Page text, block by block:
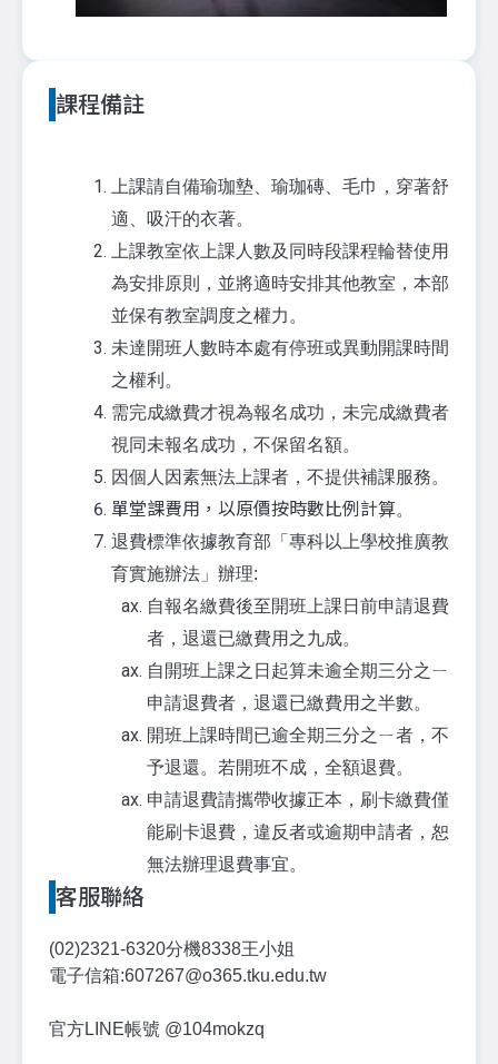
課程備註
上課請自備瑜珈墊、瑜珈磚、毛巾，穿著舒
適、吸汗的衣著。
上課教室依上課人數及同時段課程輪替使用
為安排原則，並將適時安排其他教室，本部
並保有教室調度之權力。
未達開班人數時本處有停班或異動開課時間
之權利。
需完成繳費才視為報名成功，未完成繳費者
視同未報名成功，不保留名額。
因個人因素無法上課者，不提供補課服務。
單堂課費用，以原價按時數比例計算。
退費標準依據教育部「專科以上學校推廣教
育實施辦法」辦理:
自報名繳費後至開班上課日前申請退費
者，退還已繳費用之九成。
自開班上課之日起算未逾全期三分之ㄧ
申請退費者，退還已繳費用之半數。
開班上課時間已逾全期三分之ㄧ者，不
予退還。若開班不成，全額退費。
申請退費請攜帶收據正本，刷卡繳費僅
能刷卡退費，違反者或逾期申請者，恕
無法辦理退費事宜。
客服聯絡
(02)2321-6320分機8338王小姐
電子信箱:607267@o365.tku.edu.tw
官方LINE帳號 @104mokzq